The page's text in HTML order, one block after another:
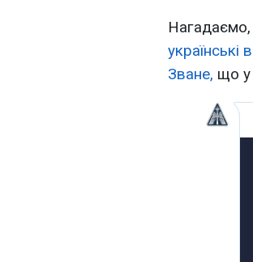
Нагадаємо,
українські
Зване, що у